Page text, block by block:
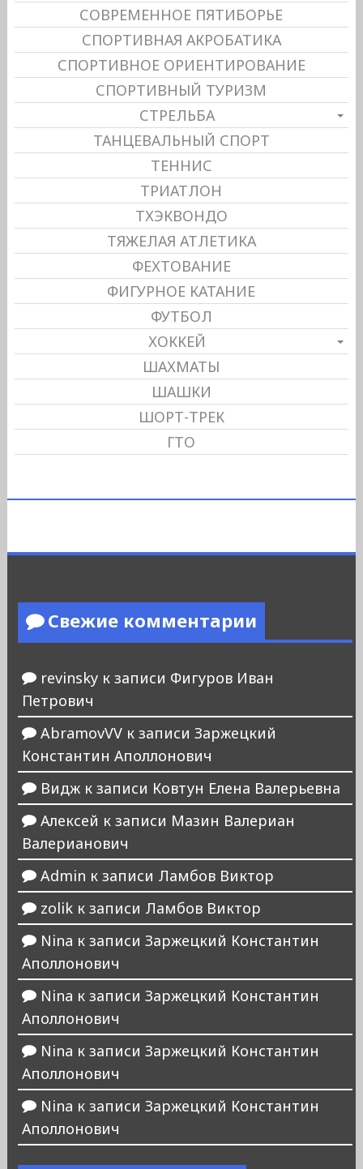
СОВРЕМЕННОЕ ПЯТИБОРЬЕ
СПОРТИВНАЯ АКРОБАТИКА
СПОРТИВНОЕ ОРИЕНТИРОВАНИЕ
СПОРТИВНЫЙ ТУРИЗМ
СТРЕЛЬБА
ТАНЦЕВАЛЬНЫЙ СПОРТ
ТЕННИС
ТРИАТЛОН
ТХЭКВОНДО
ТЯЖЕЛАЯ АТЛЕТИКА
ФЕХТОВАНИЕ
ФИГУРНОЕ КАТАНИЕ
ФУТБОЛ
ХОККЕЙ
ШАХМАТЫ
ШАШКИ
ШОРТ-ТРЕК
ГТО
Свежие комментарии
revinskyк записи Фигуров Иван
Петрович
AbramovVVк записи Заржецкий
Константин Аполлонович
Виджк записи Ковтун Елена Валерьевна
Алексей к записи Мазин Валериан
Валерианович
Admin к записи Ламбов Виктор
zolikк записи Ламбов Виктор
Nina к записи Заржецкий Константин
Аполлонович
Nina к записи Заржецкий Константин
Аполлонович
Nina к записи Заржецкий Константин
Аполлонович
Nina к записи Заржецкий Константин
Аполлонович